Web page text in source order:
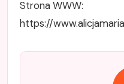
Strona WWW:
https://